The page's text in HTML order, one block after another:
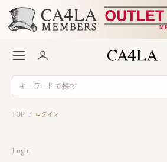
TOP / ログイン
Login